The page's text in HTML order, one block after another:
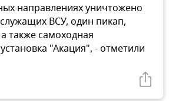
направлениях уничтожено
ВСУ, один пикап,
также самоходная
"Акация", - отметили